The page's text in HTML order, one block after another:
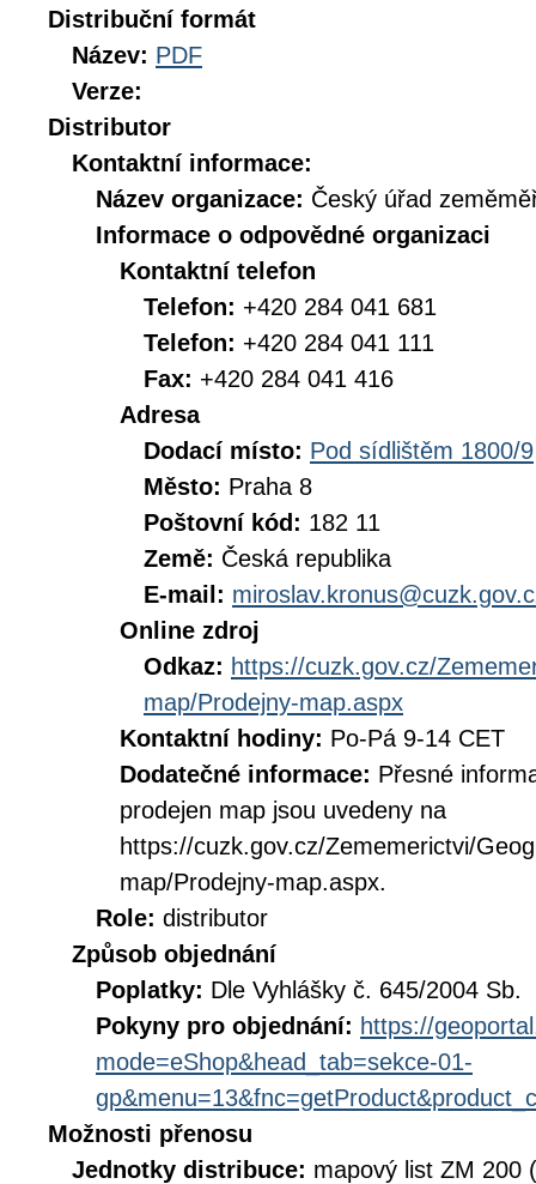
Distribuční formát
Název: PDF
Verze:
Distributor
Kontaktní informace:
Název organizace: Český úřad
Informace o odpovědné organizaci
Kontaktní telefon
Telefon: +420 284 041 681
Telefon: +420 284 041 111
Fax: +420 284 041 416
Adresa
Dodací místo: Pod sídlištěm 1800/9
Město: Praha 8
Poštovní kód: 182 11
Země: Česká republika
E-mail:
Online zdroj
Odkaz: https://cuzk.gov.cz/
map/Prodejny-map.aspx
Kontaktní hodiny: Po-Pá 9-14 CET
Dodatečné informace: Přesné
prodejen map jsou uvedeny na
https://cuzk.gov.cz/Zememerictvi/
map/Prodejny-map.aspx.
Role: distributor
Způsob objednání
Poplatky: Dle Vyhlášky č. 645/2004 Sb.
Pokyny pro objednání: https://
mode=eShop&head_tab=sekce-01-
Možnosti přenosu
Jednotky distribuce: mapový list ZM 200